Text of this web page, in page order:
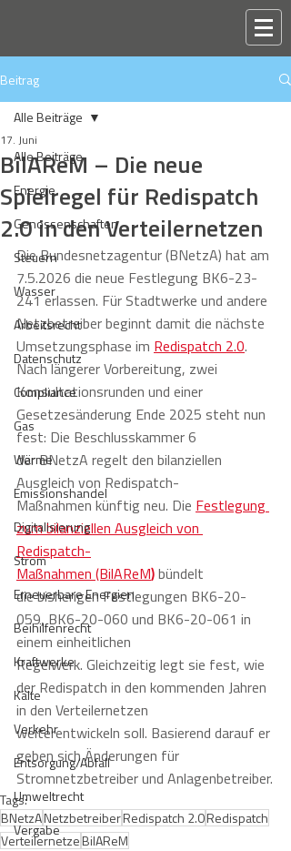
Beitrag
Alle Beiträge
Energie
Genossenschaften
Steuern
Wasser
Arbeitsrecht
Datenschutz
Compliance
Gas
Wärme
Emissionshandel
Digitalisierung
Strom
Erneuerbare Energien
Beihilfenrecht
Kraftwerke
Kälte
Verkehr
Entsorgung/Abfall
Umweltrecht
Vergabe
Alle Beiträge
BilAReM – Die neue
Spielregel für Redispatch
2.0 in den Verteilernetzen
17. Juni
Die Bundesnetzagentur (BNetzA) hat am
7.5.2026 die neue Festlegung BK6-23-
241 erlassen. Für Stadtwerke und andere
Netzbetreiber beginnt damit die nächste
Umsetzungsphase im Redispatch 2.0.
Nach längerer Vorbereitung, zwei
Konsultationsrunden und einer
Gesetzesänderung Ende 2025 steht nun
fest: Die Beschlusskammer 6
der BNetzA regelt den bilanziellen
Ausgleich von Redispatch-
Maßnahmen künftig neu. Die Festlegung
zum bilanziellen Ausgleich von
Redispatch-
Maßnahmen (BilAReM)bündelt
die bisherigen Festlegungen BK6-20-
059, BK6-20-060 und BK6-20-061 in
einem einheitlichen
Regelwerk. Gleichzeitig legt sie fest, wie
der Redispatch in den kommenden Jahren
in den Verteilernetzen
weiterentwickeln soll. Basierend darauf er
geben sich Änderungen für
Stromnetzbetreiber und Anlagenbetreiber.
Tags:
BNetzANetzbetreiberRedispatch 2.0Redispatch
VerteilernetzeBilAReM